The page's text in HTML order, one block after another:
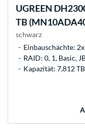
UGREEN
TB
schwarz
Einbauschächte:
RAID: 0, 1, Basic,
Kapazität: 7,812 TB